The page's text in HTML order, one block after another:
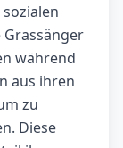
während
aus ihren
zu
Diese